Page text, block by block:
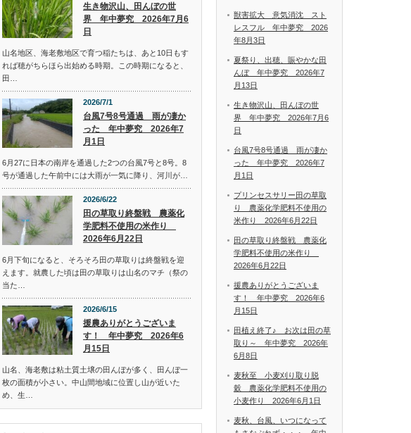
生き物沢山、田んぼの世
界 年中夢究 2026年7月6
日
山名地区、海老敷地区で育つ稲たちは、あと10日もす
れば穂がちらほら出始める時期。この時期になると、
田…
2026/7/1
台風7号8号通過 雨が凄か
った 年中夢究 2026年7
月1日
6月27に日本の南岸を通過した2つの台風7号と8号。8
号が通過した午前中には大雨が一気に降り、河川が…
2026/6/22
田の草取り終盤戦 農薬化
学肥料不使用の米作り
2026年6月22日
6月下旬になると、そろそろ田の草取りは終盤戦を迎
えます。就農した頃は田の草取りは山名のマチ（祭の
当た…
2026/6/15
援農ありがとうございま
す！ 年中夢究 2026年6
月15日
山名、海老敷は粘土質土壌の田んぼが多く、田んぼ一
枚の面積が小さい。中山間地域に位置し山が近いた
め、生…
獣害拡大 意気消沈 スト
レスフル 年中夢究 2026
年8月3日
夏祭り、出穂、賑やかな田
んぼ 年中夢究 2026年7
月13日
生き物沢山、田んぼの世
界 年中夢究 2026年7月6
日
台風7号8号通過 雨が凄か
った 年中夢究 2026年7
月1日
プリンセスサリー田の草取
り 農薬化学肥料不使用の
米作り 2026年6月22日
田の草取り終盤戦 農薬化
学肥料不使用の米作り
2026年6月22日
援農ありがとうございま
す！ 年中夢究 2026年6
月15日
田植え終了♪ お次は田の草
取り～ 年中夢究 2026年
6月8日
麦秋至 小麦刈り取り脱
穀 農薬化学肥料不使用の
小麦作り 2026年6月1日
麦秋、台風、いつになって